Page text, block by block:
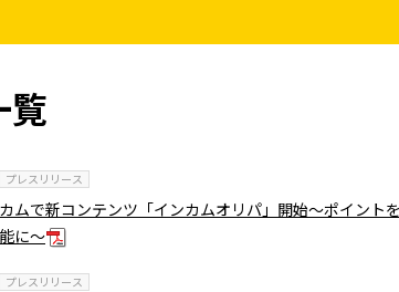
覧
プレスリリース
ムで新コンテンツ「インカムオリパ」開始～ポイント
に～
プレスリリース